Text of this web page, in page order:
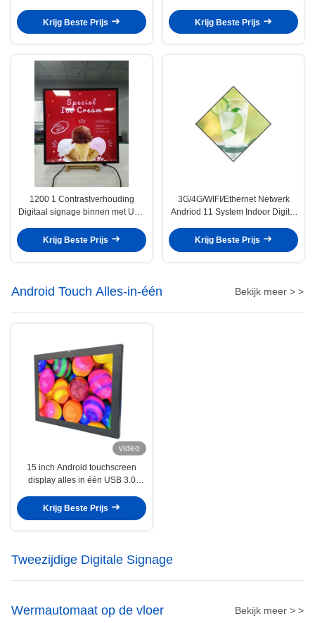
touchscreen
Krijg Beste Prijs
Screen
Krijg Beste Prijs
1200 1 Contrastverhouding
Digitaal signage binnen met USB
178°/178° kijkhoek
Krijg Beste Prijs
3G/4G/WIFI/Ethernet Netwerk
Andriod 11 System Indoor Digital
bedrijfsgroei
Krijg Beste Prijs
Android Touch Alles-in-één Bekijk meer > >
video
15 inch Android touchscreen
display alles in één USB 3.0
Krijg Beste Prijs
Tweezijdige Digitale Signage
Wermautomaat op de vloer Bekijk meer > >